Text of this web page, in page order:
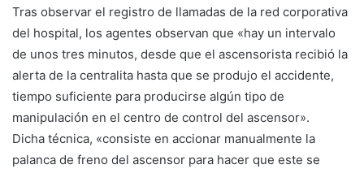
Tras observar el registro de llamadas de la red corporativa
del hospital, los agentes observan que «hay un intervalo
de unos tres minutos, desde que el ascensorista recibió la
alerta de la centralita hasta que se produjo el accidente,
tiempo suficiente para producirse algún tipo de
manipulación en el centro de control del ascensor».
Dicha técnica, «consiste en accionar manualmente la
palanca de freno del ascensor para hacer que este se